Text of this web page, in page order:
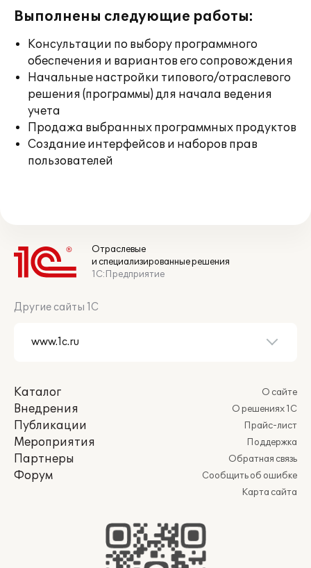
Выполнены следующие работы:
Консультации по выбору программного
обеспечения и вариантов его сопровождения
Начальные настройки типового/отраслевого
решения (программы) для начала ведения
учета
Продажа выбранных программных продуктов
Создание интерфейсов и наборов прав
пользователей
Отраслевые
и специализированные решения
1С:Предприятие
Другие сайты 1С
Каталог
Внедрения
Публикации
Мероприятия
Партнеры
Форум
О сайте
О решениях 1С
Прайс-лист
Поддержка
Обратная связь
Сообщить об ошибке
Карта сайта